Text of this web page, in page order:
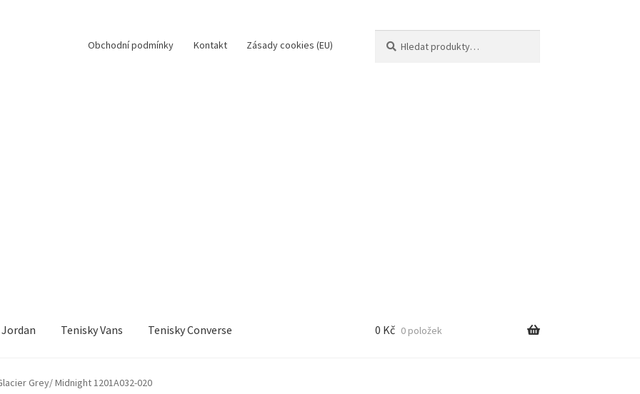
Obchodní podmínky Kontakt Zásady cookies (EU)
Tenisky Vans Tenisky Converse
údaje Jak to fungujeKontakt
0 Kč 0 položek
Grey/ Midnight 1201A032-020